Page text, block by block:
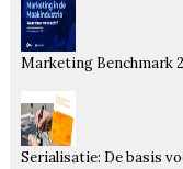
Marketing Benchmark
Serialisatie: De basis